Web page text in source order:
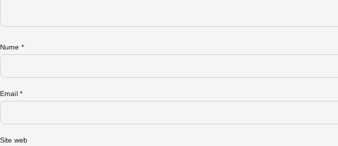
Nume *
Email *
Site web